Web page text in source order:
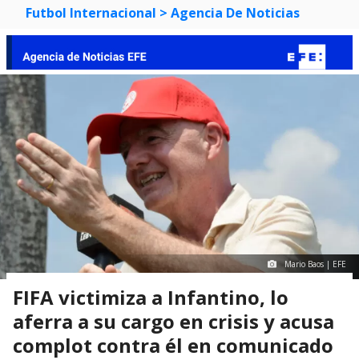
Futbol Internacional > Agencia De Noticias
Mario Baos | EFE
FIFA victimiza a Infantino, lo
aferra a su cargo en crisis y acusa
complot contra él en comunicado